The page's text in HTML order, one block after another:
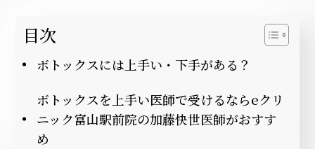
目次
ボトックスには上手い・下手がある？
ボトックスを上手い医師で受けるならeクリ
ニック富山駅前院の加藤快世医師がおすす
め